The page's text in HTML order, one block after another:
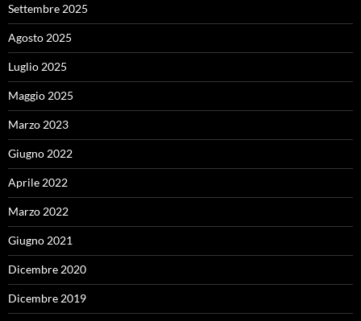
Settembre 2025
Agosto 2025
Luglio 2025
Maggio 2025
Marzo 2023
Giugno 2022
Aprile 2022
Marzo 2022
Giugno 2021
Dicembre 2020
Dicembre 2019